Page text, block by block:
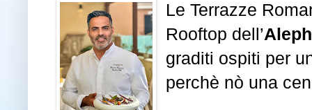
Le Terrazze
Rooftop dell’
graditi ospiti per
perchè nò una